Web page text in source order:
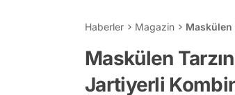
Haberler Magazin Maskülen
Maskülen
Jartiyerli